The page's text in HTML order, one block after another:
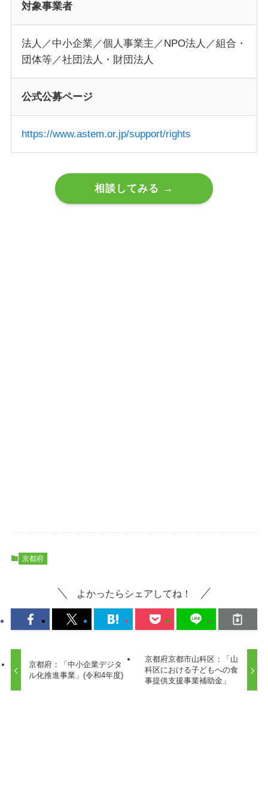
対象事業者
法人／中小企業／個人事業主／NPO法人／組合・
団体等／社団法人・財団法人
公式公募ページ
https://www.astem.or.jp/support/rights
相談してみる →
京都府
よかったらシェアしてね！
京都府：「中小企業デジタ
ル化推進事業」(令和4年度)
京都府京都市山科区：「山
科区における子どもへの食
事提供支援事業補助金」